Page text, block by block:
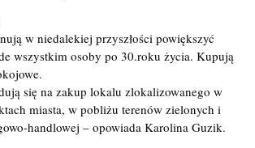
w niedalekiej przyszłości powiększyć
wszystkim osoby po 30.roku życia. Kupują
się na zakup lokalu zlokalizowanego w
miasta, w pobliżu terenów zielonych i
handlowej – opowiada Karolina Guzik.